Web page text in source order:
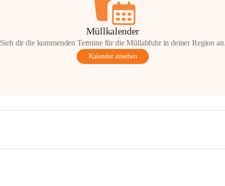
Müllkalender
Sieh dir die kommenden Termine für die Müllabfuhr in deiner Region
Kalender ansehen